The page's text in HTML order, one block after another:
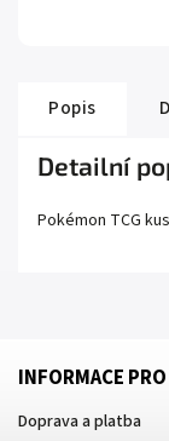
Popis
Detailní
Pokémon TCG
INFORMACE
Doprava a platba